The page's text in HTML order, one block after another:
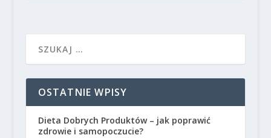
OSTATNIE WPISY
Dieta Dobrych Produktów – jak poprawić
zdrowie i samopoczucie?